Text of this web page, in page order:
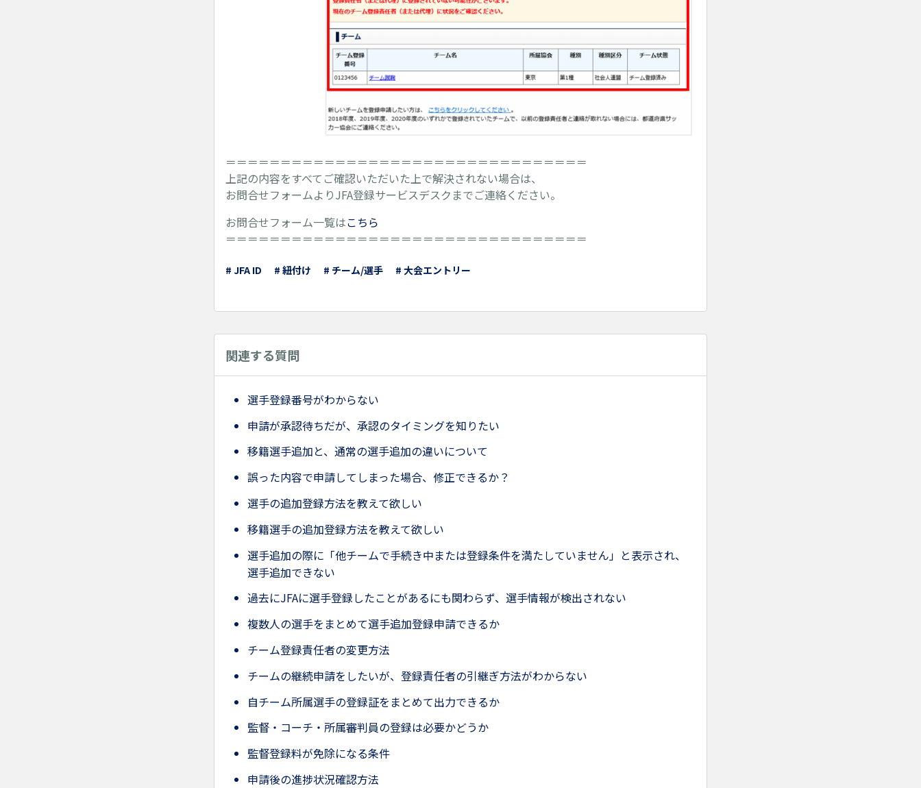
＝＝＝＝＝＝＝＝＝＝＝＝＝＝＝＝＝＝＝＝＝＝＝＝＝＝＝＝＝＝＝＝＝
上記の内容をすべてご確認いただいた上で解決されない場合は、
お問合せフォームよりJFA登録サービスデスクまでご連絡ください。
お問合せフォーム一覧はこちら
＝＝＝＝＝＝＝＝＝＝＝＝＝＝＝＝＝＝＝＝＝＝＝＝＝＝＝＝＝＝＝＝＝
# JFA ID # 紐付け # チーム/選手 # 大会エントリー
関連する質問
選手登録番号がわからない
申請が承認待ちだが、承認のタイミングを知りたい
移籍選手追加と、通常の選手追加の違いについて
誤った内容で申請してしまった場合、修正できるか？
選手の追加登録方法を教えて欲しい
移籍選手の追加登録方法を教えて欲しい
選手追加の際に「他チームで手続き中または登録条件を満たしていません」と表示され、
選手追加できない
過去にJFAに選手登録したことがあるにも関わらず、選手情報が検出されない
複数人の選手をまとめて選手追加登録申請できるか
チーム登録責任者の変更方法
チームの継続申請をしたいが、登録責任者の引継ぎ方法がわからない
自チーム所属選手の登録証をまとめて出力できるか
監督・コーチ・所属審判員の登録は必要かどうか
監督登録料が免除になる条件
申請後の進捗状況確認方法